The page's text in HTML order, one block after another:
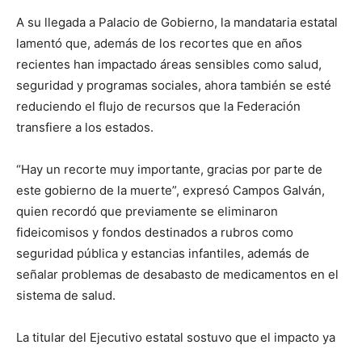
A su llegada a Palacio de Gobierno, la mandataria estatal
lamentó que, además de los recortes que en años
recientes han impactado áreas sensibles como salud,
seguridad y programas sociales, ahora también se esté
reduciendo el flujo de recursos que la Federación
transfiere a los estados.
“Hay un recorte muy importante, gracias por parte de
este gobierno de la muerte”, expresó Campos Galván,
quien recordó que previamente se eliminaron
fideicomisos y fondos destinados a rubros como
seguridad pública y estancias infantiles, además de
señalar problemas de desabasto de medicamentos en el
sistema de salud.
La titular del Ejecutivo estatal sostuvo que el impacto ya